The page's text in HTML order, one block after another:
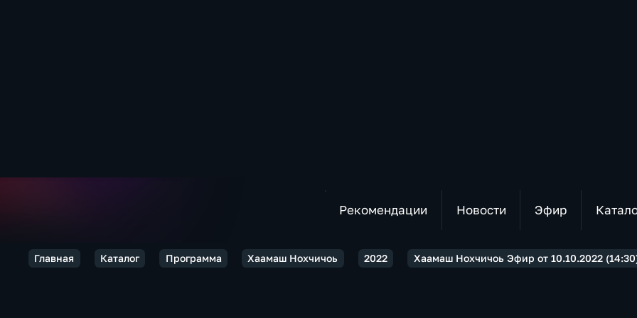
Рекомендации Новости Эфир
Главная Каталог Программа Хаамаш Нохчичоь 2022 Хаамаш Нохчичоь Эфир от 10.10.2022